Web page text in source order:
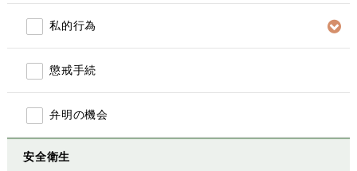
私的行為
懲戒手続
弁明の機会
安全衛生